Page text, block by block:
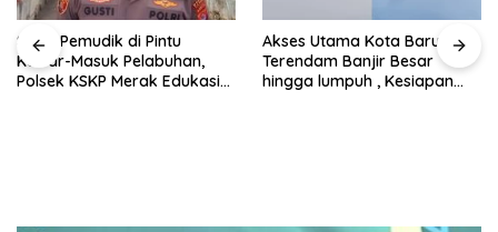
Sapa Pemudik di Pintu
Keluar-Masuk Pelabuhan,
Polsek KSKP Merak Edukasi
Akses Utama Kota Baru
Terendam Banjir Besar
hingga lumpuh , Kesiapan